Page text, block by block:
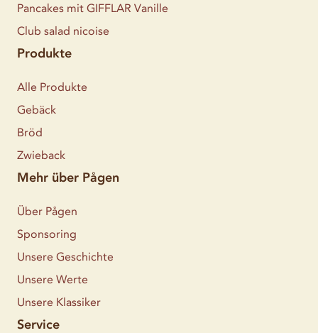
Pancakes mit GIFFLAR Vanille
Club salad nicoise
Produkte
Alle Produkte
Gebäck
Bröd
Zwieback
Mehr über Pågen
Über Pågen
Sponsoring
Unsere Geschichte
Unsere Werte
Unsere Klassiker
Service